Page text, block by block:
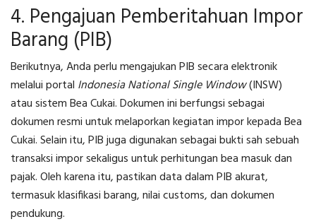
4. Pengajuan Pemberitahuan Impor
Barang (PIB)
Berikutnya, Anda perlu mengajukan PIB secara elektronik
melalui portal Indonesia National Single Window(INSW)
atau sistem Bea Cukai. Dokumen ini berfungsi sebagai
dokumen resmi untuk melaporkan kegiatan impor kepada Bea
Cukai. Selain itu, PIB juga digunakan sebagai bukti sah sebuah
transaksi impor sekaligus untuk perhitungan bea masuk dan
pajak. Oleh karena itu, pastikan data dalam PIB akurat,
termasuk klasifikasi barang, nilai customs, dan dokumen
pendukung.